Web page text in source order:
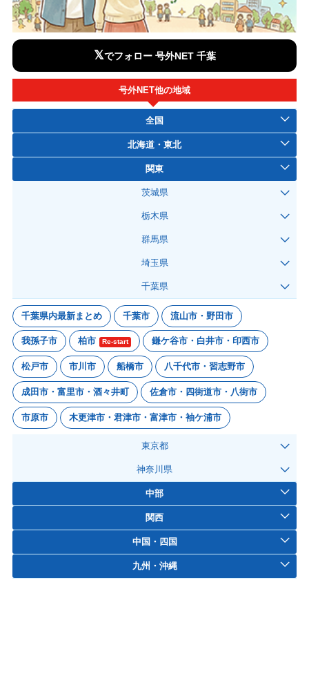
𝕏でフォロー 号外NET 千葉
号外NET他の地域
全国
北海道・東北
関東
茨城県
栃木県
群馬県
埼玉県
千葉県
千葉県内最新まとめ 千葉市 流山市・野田市
我孫子市 柏市 Re-start 鎌ケ谷市・白井市・印西市
松戸市 市川市 船橋市 八千代市・習志野市
成田市・富里市・酒々井町 佐倉市・四街道市・八街市
市原市 木更津市・君津市・富津市・袖ケ浦市
東京都
神奈川県
中部
関西
中国・四国
九州・沖縄